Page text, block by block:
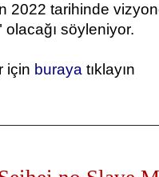
2022 tarihinde
olacağı söyleniyor.
için buraya tıklayın